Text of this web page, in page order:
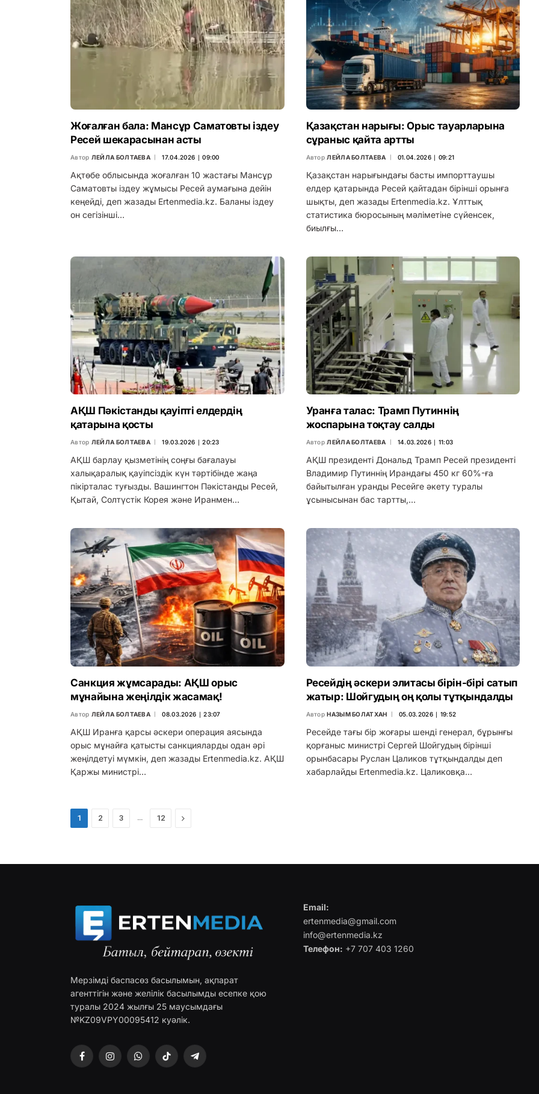
Жоғалған бала: Мансұр Саматовты іздеу
Ресей шекарасынан асты
Автор ЛЕЙЛА БОЛТАЕВА 17.04.2026 ∣ 09:00
Ақтөбе облысында жоғалған 10 жастағы Мансұр
Саматовты іздеу жұмысы Ресей аумағына дейін
кеңейді, деп жазады Ertenmedia.kz. Баланы іздеу
он сегізінші…
Қазақстан нарығы: Орыс тауарларына
сұраныс қайта артты
Автор ЛЕЙЛА БОЛТАЕВА 01.04.2026 ∣ 09:21
Қазақстан нарығындағы басты импорттаушы
елдер қатарында Ресей қайтадан бірінші орынға
шықты, деп жазады Ertenmedia.kz. Ұлттық
статистика бюросының мәліметіне сүйенсек,
биылғы…
АҚШ Пәкістанды қауіпті елдердің
қатарына қосты
Автор ЛЕЙЛА БОЛТАЕВА 19.03.2026 ∣ 20:23
АҚШ барлау қызметінің соңғы бағалауы
халықаралық қауіпсіздік күн тәртібінде жаңа
пікірталас туғызды. Вашингтон Пәкістанды Ресей,
Қытай, Солтүстік Корея және Иранмен…
Уранға талас: Трамп Путиннің
жоспарына тоқтау салды
Автор ЛЕЙЛА БОЛТАЕВА 14.03.2026 ∣ 11:03
АҚШ президенті Дональд Трамп Ресей президенті
Владимир Путиннің Ирандағы 450 кг 60%-ға
байытылған уранды Ресейге әкету туралы
ұсынысынан бас тартты,…
Санкция жұмсарады: АҚШ орыс
мұнайына жеңілдік жасамақ!
Автор ЛЕЙЛА БОЛТАЕВА 08.03.2026 ∣ 23:07
АҚШ Иранға қарсы әскери операция аясында
орыс мұнайға қатысты санкцияларды одан әрі
жеңілдетуі мүмкін, деп жазады Ertenmedia.kz. АҚШ
Қаржы министрі…
Ресейдің әскери элитасы бірін-бірі сатып
жатыр: Шойгудың оң қолы тұтқындалды
Автор НАЗЫМ БОЛАТХАН 05.03.2026 ∣ 19:52
Ресейде тағы бір жоғары шенді генерал, бұрынғы
қорғаныс министрі Сергей Шойгудың бірінші
орынбасары Руслан Цаликов тұтқындалды деп
хабарлайды Ertenmedia.kz. Цаликовқа…
1 2 3 12 Next
Мерзімді баспасөз басылымын, ақпарат
агенттігін және желілік басылымды есепке қою
туралы 2024 жылғы 25 маусымдағы
№KZ09VPY00095412 куәлік.
FacebookInstagramWhatsAppTikTok Telegram
Email:
ertenmedia@gmail.com
info@ertenmedia.kz
Телефон: +7 707 403 1260